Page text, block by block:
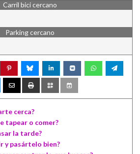
Carril bici cercano
Parking cercano
cerca?
tapear o comer?
la tarde?
y pasártelo bien?